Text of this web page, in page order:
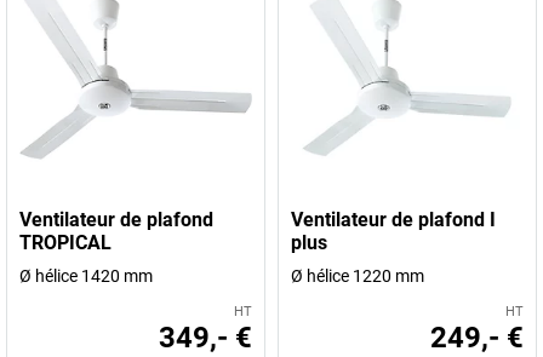
Ventilateur de plafond
TROPICAL
Ø hélice 1420 mm
HT
349,- €
Ventilateur de plafond I
plus
Ø hélice 1220 mm
HT
249,- €